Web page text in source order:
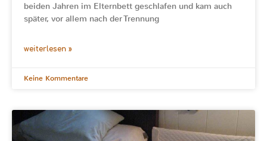
beiden Jahren im Elternbett geschlafen und kam auch
später, vor allem nach der Trennung
weiterlesen »
Keine Kommentare